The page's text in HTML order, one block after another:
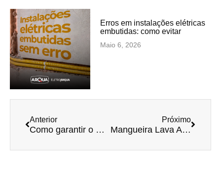
Erros em instalações elétricas
embutidas: como evitar
Maio 6, 2026
Anterior
Como garantir o máximo desempenho e durabilidade das suas mangueiras Arqua
Próximo
Mangueira Lava Autos Arqua: resistência, novo design e mais opções para sua lavagem automotiva